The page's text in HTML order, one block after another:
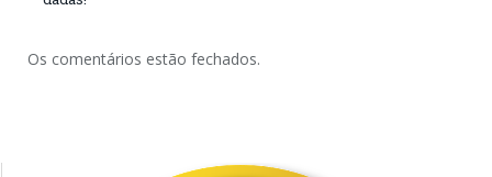
Os comentários estão fechados.